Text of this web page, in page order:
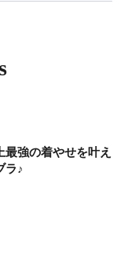
最強の着やせを叶え
ラ♪